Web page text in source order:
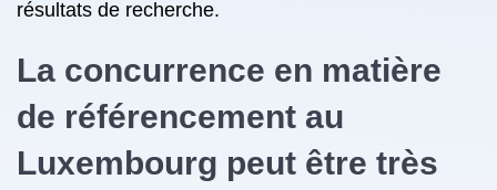
résultats de recherche.
La concurrence en matière
de référencement au
Luxembourg peut être très